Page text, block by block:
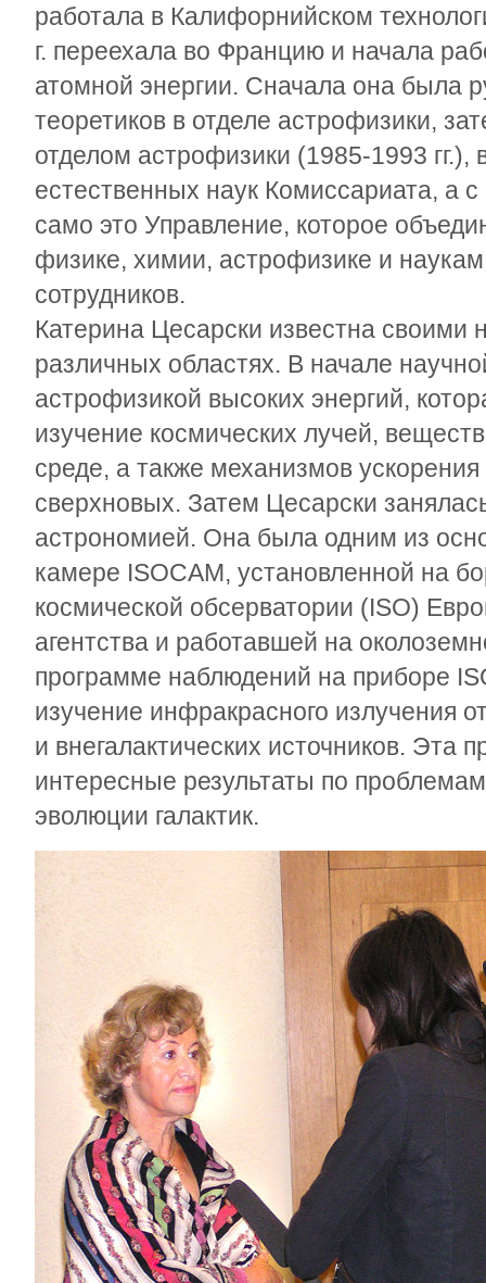
работала в Калифорнийском
г. переехала во Францию и начала
атомной энергии. Сначала она была
теоретиков в отделе астрофизики,
отделом астрофизики (1985-1993
естественных наук Комиссариата, а с
само это Управление, которое
физике, химии, астрофизике и
сотрудников.
Катерина Цесарски известна
различных областях. В начале
астрофизикой высоких энергий,
изучение космических лучей,
среде, а также механизмов
сверхновых. Затем Цесарски
астрономией. Она была одним из
камере ISOCAM, установленной на
космической обсерватории (ISO)
агентства и работавшей на
программе наблюдений на приборе
изучение инфракрасного излучения
и внегалактических источников. Эта
интересные результаты по
эволюции галактик.